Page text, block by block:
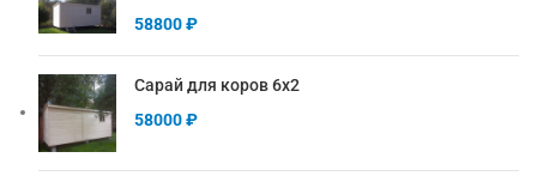
58800₽
Сарай для коров 6х2
58000₽